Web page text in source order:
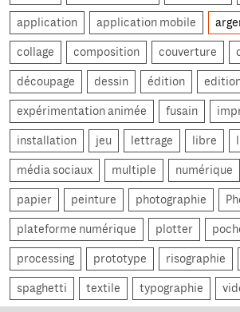
application application mobile
collage composition couverture
découpage dessin édition
expérimentation animée fusain
installation jeu lettrage libre
média sociaux multiple numérique
papier peinture photographie
plateforme numérique plotter
processing prototype risographie
spaghetti textile typographie